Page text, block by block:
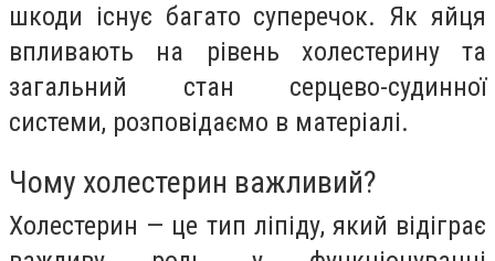
шкоди існує багато суперечок. Як яйця
впливають на рівень холестерину та
загальний стан серцево-судинної
системи, розповідаємо в матеріалі.
Чому холестерин важливий?
Холестерин — це тип ліпіду, який відіграє